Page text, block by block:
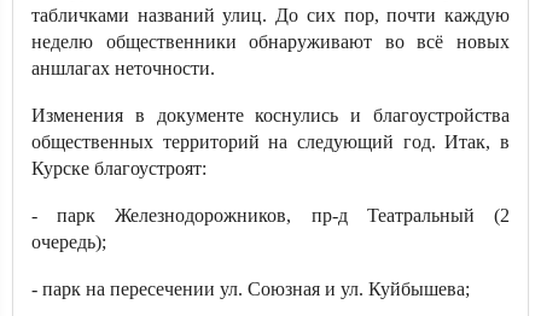
табличками названий улиц. До сих пор, почти каждую
неделю общественники обнаруживают во всё новых
аншлагах неточности.
Изменения в документе коснулись и благоустройства
общественных территорий на следующий год. Итак, в
Курске благоустроят:
- парк Железнодорожников, пр-д Театральный (2
очередь);
- парк на пересечении ул. Союзная и ул. Куйбышева;